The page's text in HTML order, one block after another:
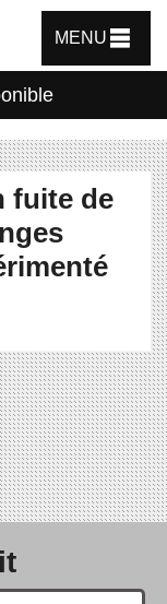
MENU
fuite de